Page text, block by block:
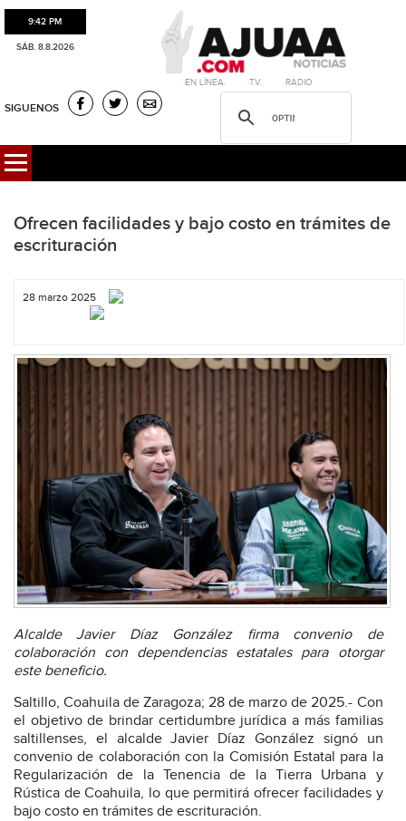
9:42 PM
SÁB. 8.8.2026
·EN LÍNEA. ·T.V. ·RADIO
SIGUENOS
Ofrecen facilidades y bajo costo en trámites de
escrituración
28 marzo 2025
Alcalde Javier Díaz González firma convenio de
colaboración con dependencias estatales para otorgar
este beneficio.
Saltillo, Coahuila de Zaragoza; 28 de marzo de 2025.- Con
el objetivo de brindar certidumbre jurídica a más familias
saltillenses, el alcalde Javier Díaz González signó un
convenio de colaboración con la Comisión Estatal para la
Regularización de la Tenencia de la Tierra Urbana y
Rústica de Coahuila, lo que permitirá ofrecer facilidades y
bajo costo en trámites de escrituración.